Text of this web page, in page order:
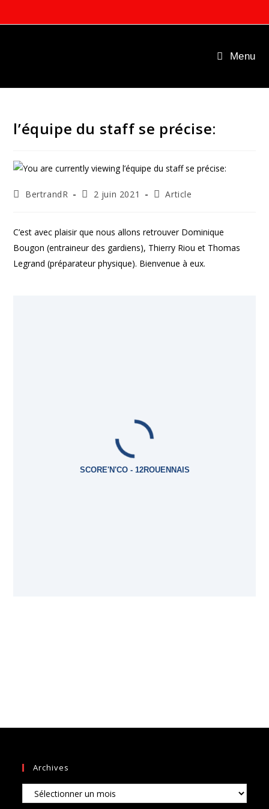
to
Menu
l’équipe du staff se précise:
Auteur/autrice
publication :
BertrandR
Publication
2 juin 2021
PostArticle
C’est avec plaisir que nous allons retrouver Dominique
Bougon (entraineur des gardiens), Thierry Riou et Thomas
Legrand (préparateur physique). Bienvenue à eux.
SCORE'N'CO - 12ROUENNAIS
Archives
Archives